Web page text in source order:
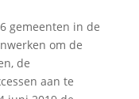
gemeenten in de
om de
de
aan te